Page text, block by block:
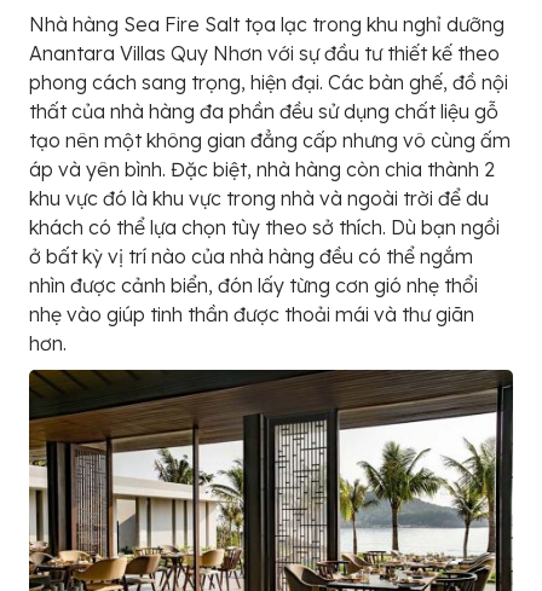
Nhà hàng Sea Fire Salt tọa lạc trong khu nghỉ dưỡng
Anantara Villas Quy Nhơn với sự đầu tư thiết kế theo
phong cách sang trọng, hiện đại. Các bàn ghế, đồ nội
thất của nhà hàng đa phần đều sử dụng chất liệu gỗ
tạo nên một không gian đẳng cấp nhưng vô cùng ấm
áp và yên bình. Đặc biệt, nhà hàng còn chia thành 2
khu vực đó là khu vực trong nhà và ngoài trời để du
khách có thể lựa chọn tùy theo sở thích. Dù bạn ngồi
ở bất kỳ vị trí nào của nhà hàng đều có thể ngắm
nhìn được cảnh biển, đón lấy từng cơn gió nhẹ thổi
nhẹ vào giúp tinh thần được thoải mái và thư giãn
hơn.